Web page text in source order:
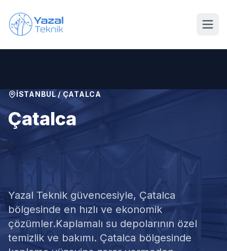
İSTANBUL/ ÇATALCA
Çatalca
Kaplamalı Su Deposu
Temizliği
Yazal Teknik güvencesiyle, Çatalca
bölgesinde en hızlı ve ekonomik
çözümler.Kaplamalı su depolarının özel
temizlik ve bakımı. Çatalca bölgesinde